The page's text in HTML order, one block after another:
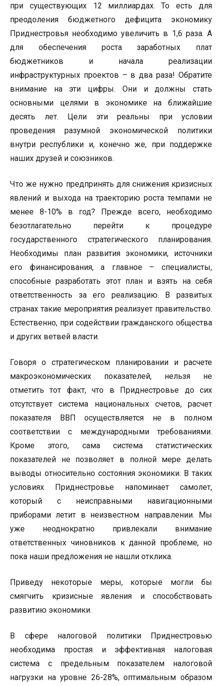
при существующих 12 миллиардах. То есть для
преодоления бюджетного дефицита экономику
Приднестровья необходимо увеличить в 1,6 раза. А
для обеспечения роста заработных плат
бюджетников и начала реализации
инфраструктурных проектов – в два раза! Обратите
внимание на эти цифры. Они и должны стать
основными целями в экономике на ближайшие
десять лет. Цели эти реальны при условии
проведения разумной экономической политики
внутри республики и, конечно же, при поддержке
наших друзей и союзников.
Что же нужно предпринять для снижения кризисных
явлений и выхода на траекторию роста темпами не
менее 8-10% в год? Прежде всего, необходимо
безотлагательно перейти к процедуре
государственного стратегического планирования.
Необходимы план развития экономики, источники
его финансирования, а главное – специалисты,
способные разработать этот план и взять на себя
ответственность за его реализацию. В развитых
странах такие мероприятия реализует правительство.
Естественно, при содействии гражданского общества
и других ветвей власти.
Говоря о стратегическом планировании и расчете
макроэкономических показателей, нельзя не
отметить тот факт, что в Приднестровье до сих
отсутствует система национальных счетов, расчет
показателя ВВП осуществляется не в полном
соответствии с международными требованиями.
Кроме этого, сама система статистических
показателей не позволяет в полной мере делать
выводы относительно состояния экономики. В таких
условиях Приднестровье напоминает самолет,
который с неисправными навигационными
приборами летит в неизвестном направлении. Мы
уже неоднократно привлекали внимание
ответственных чиновников к данной проблеме, но
пока наши предложения не нашли отклика.
Приведу некоторые меры, которые могли бы
смягчить кризисные явления и способствовать
развитию экономики.
В сфере налоговой политики Приднестровью
необходима простая и эффективная налоговая
система с предельным показателем налоговой
нагрузки на уровне 26-28%, оптимальным образом